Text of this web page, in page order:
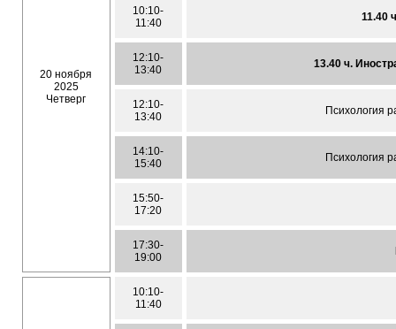
20 ноября
2025
Четверг
10:10-
11:40
11.40
12:10-
13:40
13.40 ч.
12:10-
13:40
Психология
14:10-
15:40
Психология
15:50-
17:20
17:30-
19:00
10:10-
11:40